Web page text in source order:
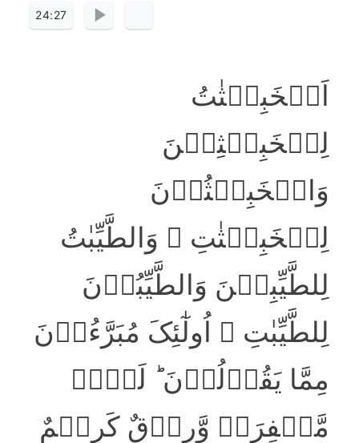
24:27
اَلۡخَبِیۡثٰتُ
لِلۡخَبِیۡثِیۡنَ
وَالۡخَبِیۡثُوۡنَ
لِلۡخَبِیۡثٰتِ ۚ وَالطَّیِّبٰتُ
لِلطَّیِّبِیۡنَ وَالطَّیِّبُوۡنَ
لِلطَّیِّبٰتِ ۚ اُولٰٓئِکَ مُبَرَّءُوۡنَ
مِمَّا یَقُوۡلُوۡنَ ؕ لَہُمۡ
مَّغۡفِرَۃٌ وَّرِزۡقٌ کَرِیۡمٌ